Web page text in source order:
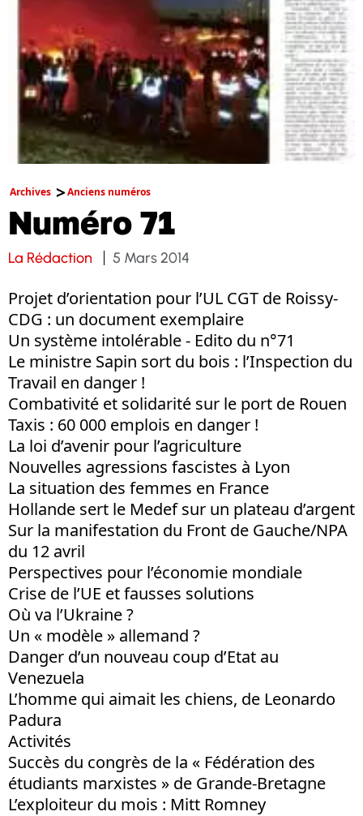
Archives Anciens numéros
Numéro 71
La Rédaction 5 Mars 2014
Projet d’orientation pour l’UL CGT de Roissy-
CDG : un document exemplaire
Un système intolérable - Edito du n°71
Le ministre Sapin sort du bois : l’Inspection du
Travail en danger !
Combativité et solidarité sur le port de Rouen
Taxis : 60 000 emplois en danger !
La loi d’avenir pour l’agriculture
Nouvelles agressions fascistes à Lyon
La situation des femmes en France
Hollande sert le Medef sur un plateau d’argent
Sur la manifestation du Front de Gauche/NPA
du 12 avril
Perspectives pour l’économie mondiale
Crise de l’UE et fausses solutions
Où va l’Ukraine ?
Un « modèle » allemand ?
Danger d’un nouveau coup d’Etat au
Venezuela
L’homme qui aimait les chiens, de Leonardo
Padura
Activités
Succès du congrès de la « Fédération des
étudiants marxistes » de Grande-Bretagne
L’exploiteur du mois : Mitt Romney